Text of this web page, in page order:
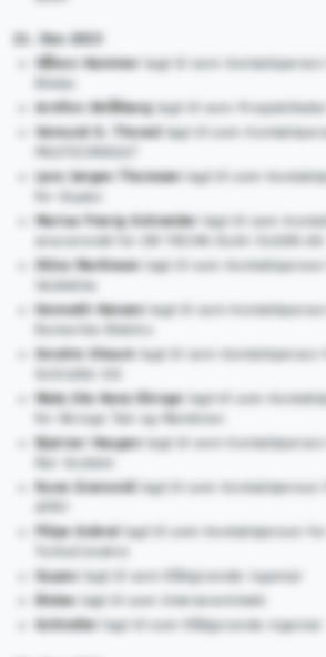
21. Des 2023
Håkon Hammer
lagt til som
Elotec
Arnfinn Strålberglagt til som Prosjektleder
Vemund S. Thorød
lagt til som
Lars Jørgen Thoresen
lagt til som
for Gupex
Marius Frøvig Schneider
lagt til som
ansvarsrett for DR TECHN OLAV OLSEN AS
Stine Martinsen
lagt til som
Veidekke
Kenneth Hansen
lagt til som
Romerike Elektro
Sondre Oksum
lagt til som Kontaktperson
Schindler AS
Mats Ola Hans Ekrogn
lagt til som
for Ekrogn Tak og Membran
Bjørnar Haugen
lagt til som
Rør System
Rune Grønvold
lagt til som Kontaktperson
Filipe Sobral
lagt til som Kontaktperson
TurboConstroi
Gupex
lagt til som Rådgivende ingeniør
Elotec
lagt til som Interiørarkitekt
Schindler
lagt til som Rådgivende ingeniør